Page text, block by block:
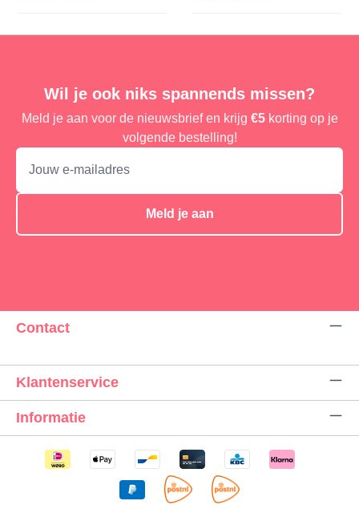
Wil je ook niks spannends missen?
Meld je aan voor de nieuwsbrief en krijg €5korting op je
volgende bestelling!
Meld je aan
Contact
Klantenservice
Informatie